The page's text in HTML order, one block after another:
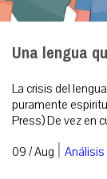
Una lengua
La crisis del
puramente
Press) De vez en
09 / Aug | Análisis